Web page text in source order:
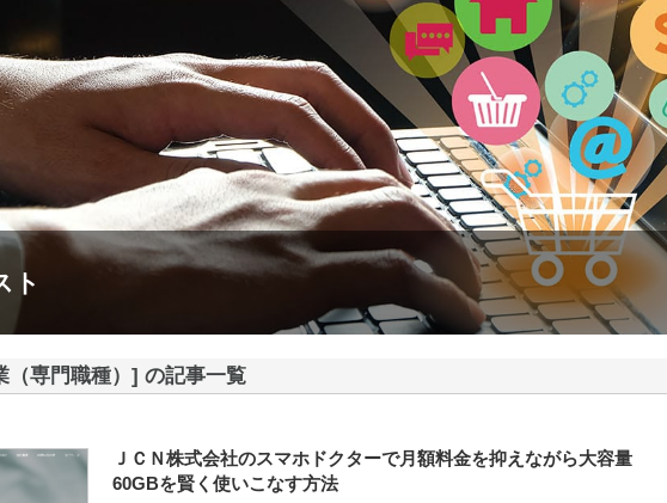
ト
（専門職種）] の記事一覧
ＪＣＮ株式会社のスマホドクターで月額料金を抑えながら大容量
60GBを賢く使いこなす方法